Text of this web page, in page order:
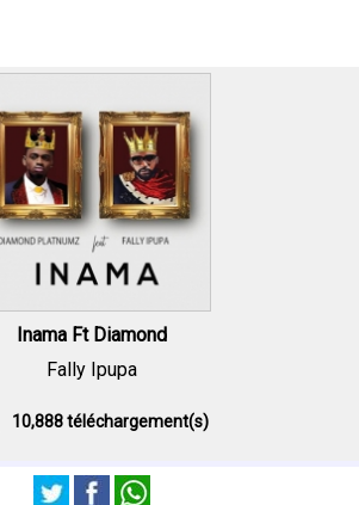
Inama Ft Diamond
Fally Ipupa
10,888 téléchargement(s)